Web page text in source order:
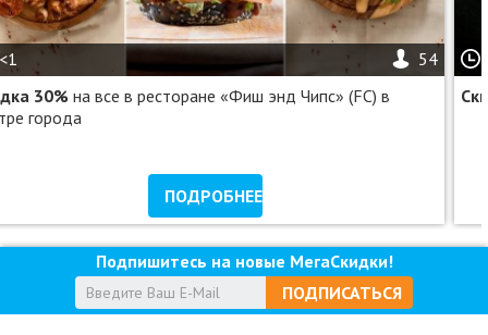
<1
54
30% на все в ресторане «Фиш энд Чипс» (FC) в
города
ПОДРОБНЕЕ
Подпишитесь на новые МегаСкидки!
ПОДПИСАТЬСЯ